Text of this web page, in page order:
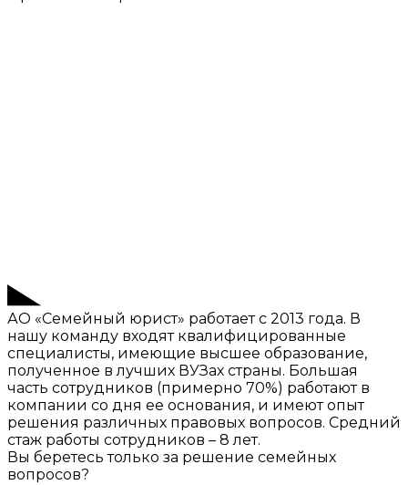
АО «Семейный юрист» работает с 2013 года. В
нашу команду входят квалифицированные
специалисты, имеющие высшее образование,
полученное в лучших ВУЗах страны. Большая
часть сотрудников (примерно 70%) работают в
компании со дня ее основания, и имеют опыт
решения различных правовых вопросов. Средний
стаж работы сотрудников – 8 лет.
Вы беретесь только за решение семейных
вопросов?